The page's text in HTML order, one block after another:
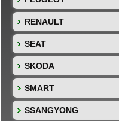
RENAULT
SEAT
SKODA
SMART
SSANGYONG